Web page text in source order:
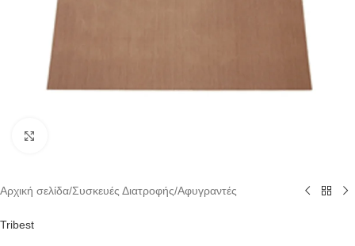
Αρχική σελίδα/Συσκευές Διατροφής/Αφυγραντές
Tribest